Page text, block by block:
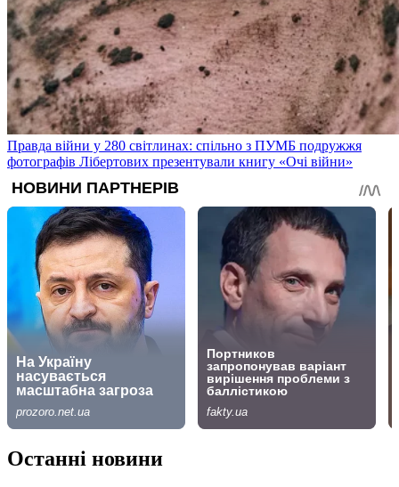
Правда війни у 280 світлинах: спільно з ПУМБ подружжя
фотографів Лібертових презентували книгу «Очі війни»
Останні новини